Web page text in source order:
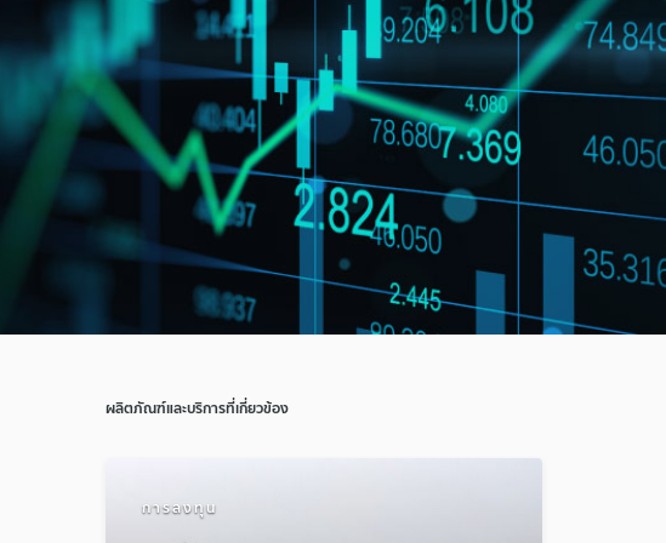
ผลิตภัณฑ์และบริการที่เกี่ยวข้อง
การลงทุน